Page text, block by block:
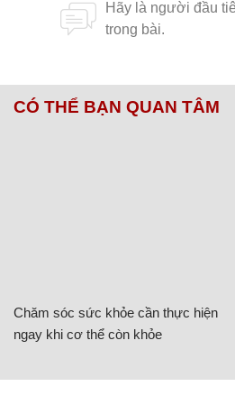
CÓ THỂ BẠN QUAN TÂM
Chăm sóc sức khỏe cần thực hiện
ngay khi cơ thể còn khỏe